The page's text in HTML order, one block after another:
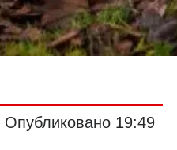
Опубликовано 19:49